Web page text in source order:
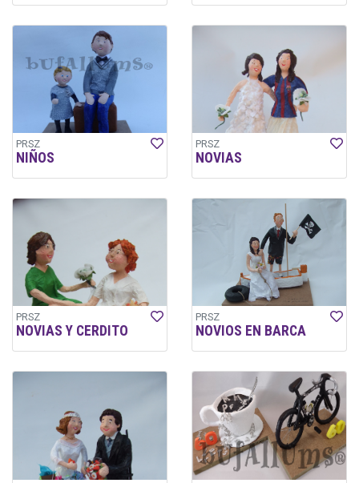
PRSZ
NIÑOS
PRSZ
NOVIAS
PRSZ
NOVIAS Y CERDITO
PRSZ
NOVIOS EN BARCA